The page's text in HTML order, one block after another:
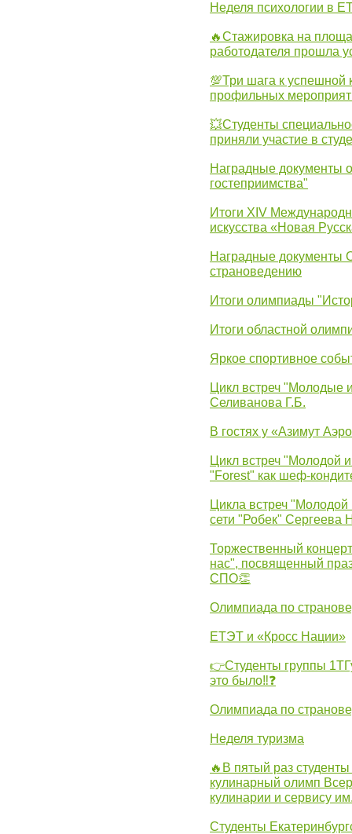
Неделя психологии в
🔥Стажировка на
работодателя прошла
💯Три шага к успешной
профильных
💥Студенты
приняли участие в
Наградные документы
гостеприимства"
Итоги XIV
искусства «Новая
Наградные документы
страноведению
Итоги олимпиады
Итоги областной
Яркое спортивное
Цикл встреч "Молодые
Селиванова Г.Б.
В гостях у «Азимут
Цикл встреч "Молодой
"Forest" как шеф-
Цикла встреч
сети "Робек" Сергеева
Торжественный
нас", посвященный
СПО👏
Олимпиада по
ЕТЭТ и «Кросс Нации»
👉Студенты группы
это было‼❓
Олимпиада по
Неделя туризма
🔥В пятый раз
кулинарный олимп
кулинарии и сервису
Студенты